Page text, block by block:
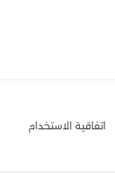
اتفاقية الاستخدام